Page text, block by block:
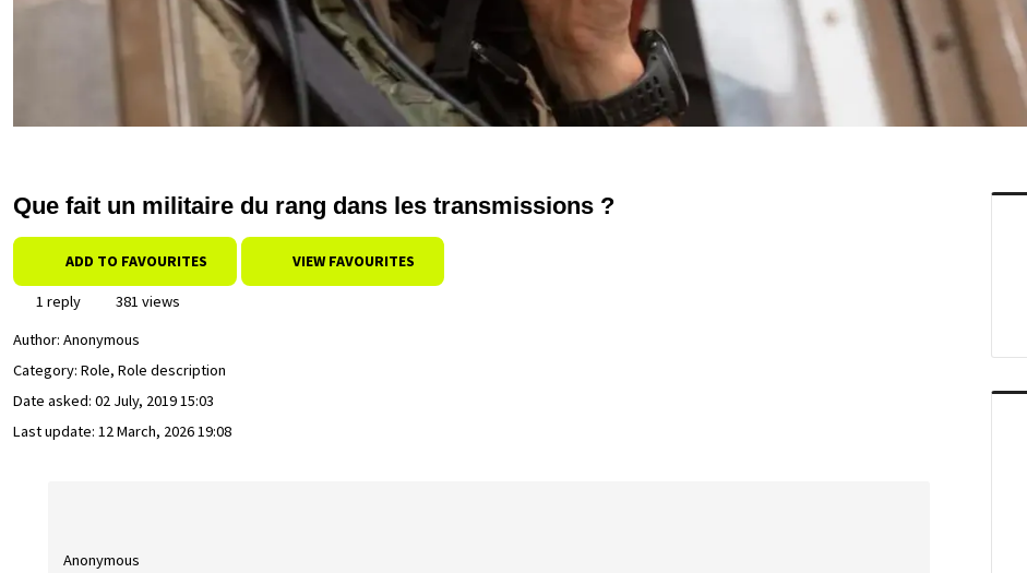
Que fait un militaire du rang dans les transmissions ?
ADD TO FAVOURITES VIEW FAVOURITES
1 reply
381 views
Author: Anonymous
Category: Role, Role description
Date asked: 02 July, 2019 15:03
Last update: 12 March, 2026 19:08
Anonymous